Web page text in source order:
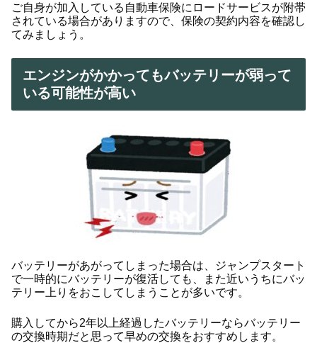
ご自身が加入している自動車保険にロードサービスが附帯
されている場合がありますので、保険の契約内容を確認し
てみましょう。
エンジンがかかってもバッテリーが弱って
いる可能性が高い
バッテリーがあがってしまった場合は、ジャンプスタート
で一時的にバッテリーが復活しても、また近いうちにバッ
テリー上りをおこしてしまうことが多いです。
購入してから2年以上経過したバッテリーならバッテリー
の交換時期だと思って早めの交換をおすすめします。